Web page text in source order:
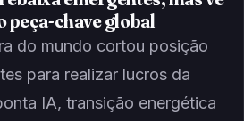
peça-chave global
do mundo cortou posição
para realizar lucros da
IA, transição energética